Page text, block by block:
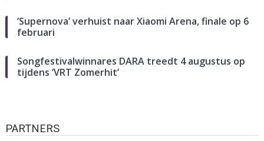
‘Supernova’ verhuist naar Xiaomi Arena, finale op 6
februari
Songfestivalwinnares DARA treedt 4 augustus op
tijdens ‘VRT Zomerhit’
PARTNERS